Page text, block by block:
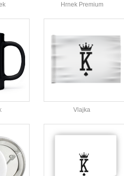
Hrnek Premium
Vlajka